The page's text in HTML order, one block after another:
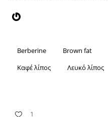
Berberine Brown fat
Καφέ λίπος
Λευκό λίπος
1